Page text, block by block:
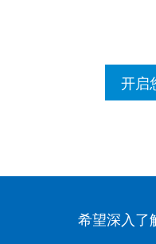
开启
希望深入了